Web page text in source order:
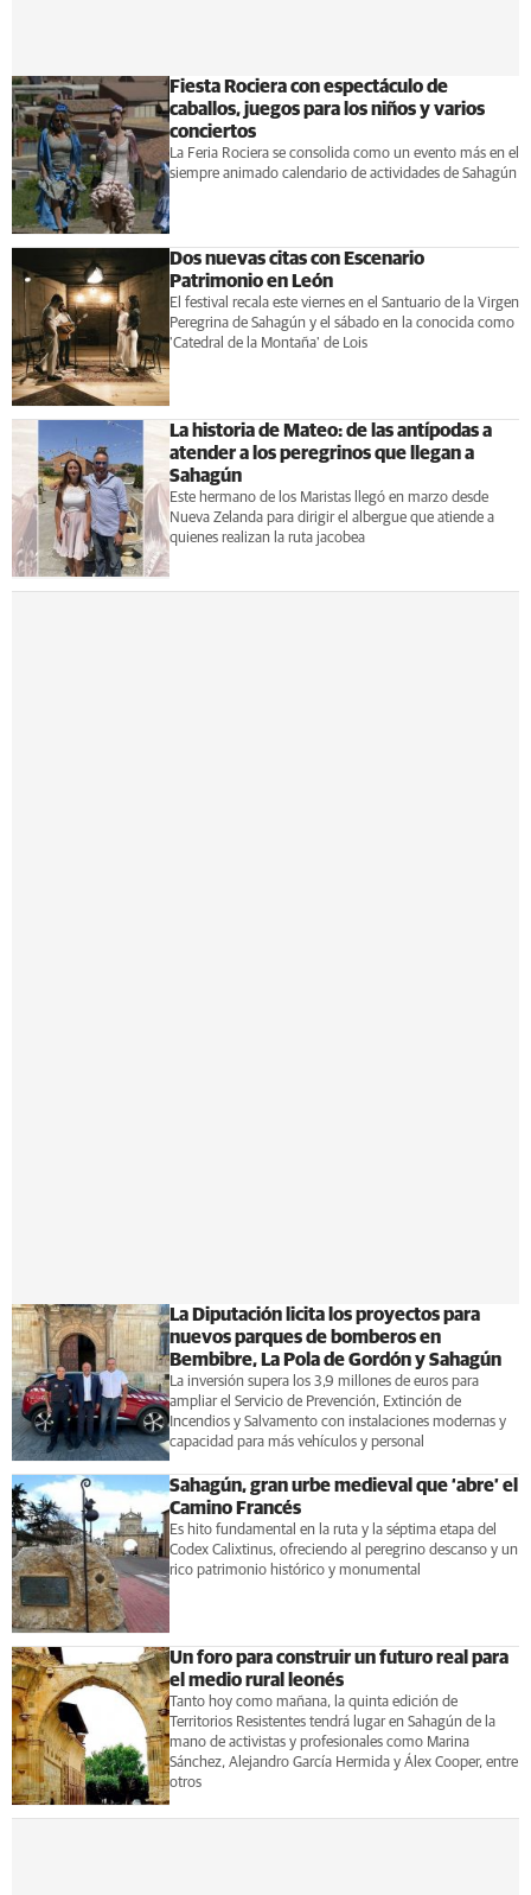
Fiesta Rociera con espectáculo de
caballos, juegos para los niños y varios
conciertos
La Feria Rociera se consolida como un evento más en el
siempre animado calendario de actividades de Sahagún
Dos nuevas citas con Escenario
Patrimonio en León
El festival recala este viernes en el Santuario de la Virgen
Peregrina de Sahagún y el sábado en la conocida como
'Catedral de la Montaña' de Lois
La historia de Mateo: de las antípodas a
atender a los peregrinos que llegan a
Sahagún
Este hermano de los Maristas llegó en marzo desde
Nueva Zelanda para dirigir el albergue que atiende a
quienes realizan la ruta jacobea
La Diputación licita los proyectos para
nuevos parques de bomberos en
Bembibre, La Pola de Gordón y Sahagún
La inversión supera los 3,9 millones de euros para
ampliar el Servicio de Prevención, Extinción de
Incendios y Salvamento con instalaciones modernas y
capacidad para más vehículos y personal
Sahagún, gran urbe medieval que ‘abre’ el
Camino Francés
Es hito fundamental en la ruta y la séptima etapa del
Codex Calixtinus, ofreciendo al peregrino descanso y un
rico patrimonio histórico y monumental
Un foro para construir un futuro real para
el medio rural leonés
Tanto hoy como mañana, la quinta edición de
Territorios Resistentes tendrá lugar en Sahagún de la
mano de activistas y profesionales como Marina
Sánchez, Alejandro García Hermida y Álex Cooper, entre
otros